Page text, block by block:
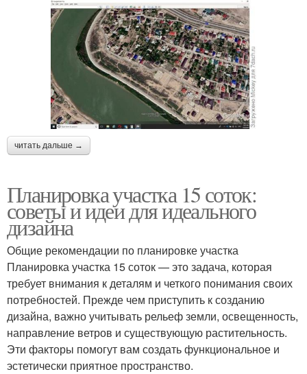
читать дальше →
Планировка участка 15 соток:
советы и идеи для идеального
дизайна
Общие рекомендации по планировке участка
Планировка участка 15 соток — это задача, которая
требует внимания к деталям и четкого понимания своих
потребностей. Прежде чем приступить к созданию
дизайна, важно учитывать рельеф земли, освещенность,
направление ветров и существующую растительность.
Эти факторы помогут вам создать функциональное и
эстетически приятное пространство.